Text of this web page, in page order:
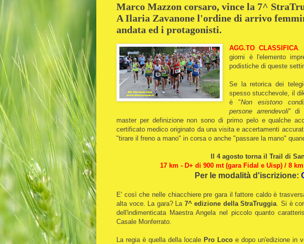
Marco Mazzon corsaro, vince la 7^
A Ilaria Zavanone l'ordine di arrivo
andata ed i protagonisti.
AGG.TO CLASSIFICA.
giorni è l'elemento
podistiche di queste
Se la retorica dei
spesso stucchevole, il
è "Non esistono
persone arrendevoli" di
master per definizione non sono di primo pelo e qualche
certificato medico originato da una visita e accertamenti
"tirare il freno a mano" in corsa o anche "passare la mano"
Il 4 agosto torna il Trail di
17 km - D+ di 900 mt (gara Fidal e Uisp) / 8
Per le modalità d'iscrizione:
E' così che nelle chiacchiere pre gara il fattore caldo è
alta voce. La gara? La 7^ edizione della StraTruggia . Si è
dell'indimenticata Maestra Angela nel piccolo quanto
Casale Monferrato.
La regia è quella della locale Pro Loco e dopo un'edizione in